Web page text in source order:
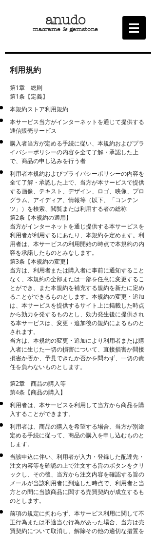
​anudo
macrame & gemstone
利用規約
第1章 総則
第1条【定義】
本規約ストア利用規約
本サービス当方がインターネットを通じて提供する
通信販売サービス
購入者当方が定める手続に従い、本規約およびプラ
イバシーポリシーの内容を全て了解・承認した上
で、商品の申し込みを行う者
利用者本規約およびプライバシーポリシーの内容を
全て了解・承認した上で、当方が本サービスで提供
する画像、テキスト、デザイン、ロゴ、映像、プロ
グラム、アイディア、情報等（以下、「コンテン
ツ」）を検索、閲覧または利用する者の総称
第2条【本規約の適用】
当方がインターネットを通じ提供する本サービスを
利用者が利用するにあたり、本規約を定めます。利
用者は、本サービスの利用開始の時点で本規約の内
容を承諾したものとみなします。
第3条【本規約の変更】
当方は、利用者または購入者に事前に通知すること
なく、本規約の全部または一部を任意に変更するこ
とができ、また本規約を補充する規約を新たに定め
ることができるものとします。本規約の変更・追加
は、本サービスを提供するサイト上に掲載した時点
から効力を発するものとし、効力発生後に提供され
る本サービスは、変更・追加後の規約によるものと
されます。
当方は、本規約の変更・追加により利用者または購
入者に生じた一切の損害について、直接損害か間接
損害か否か、予見できたか否かを問わず、一切の責
任を負わないものとします。
第2章 商品の購入等
第4条【商品の購入】
利用者は、本サービスを利用して当方から商品を購
入することができます。
利用者は、商品の購入を希望する場合、当方が別途
定める手続に従って、商品の購入を申し込むものと
します。
当該申込に伴い、利用者が入力・登録した配達先・
注文内容等を確認の上で注文する旨のボタンをクリ
ックし、その後、当方から注文内容を確認する旨の
メールが当該利用者に到達した時点で、利用者と当
方との間に当該商品に関する売買契約が成立するも
のとします。
前項の規定に拘わらず、本サービス利用に関して不
正行為または不適当な行為があった場合、当方は売
買契約について取消し、解除その他の適切な措置を